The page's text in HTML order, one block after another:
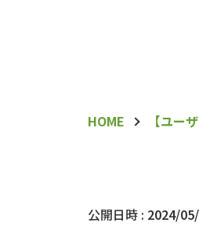
HOME 【ユー
公開日時 : 2024/